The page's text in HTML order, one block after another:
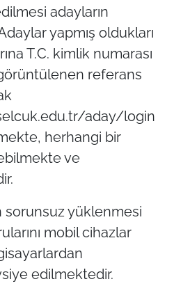
adayların
yapmış oldukları
T.C. kimlik numarası
referans
aday/login
herhangi bir
ve
sorunsuz yüklenmesi
mobil cihazlar
edilmektedir.